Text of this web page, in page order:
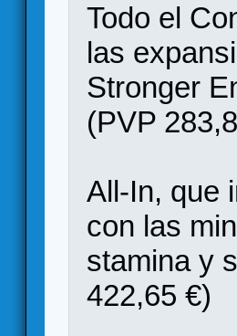
Todo el
las
Stronger
(PVP
All-In, que
con las
stamina y
422,65 €)